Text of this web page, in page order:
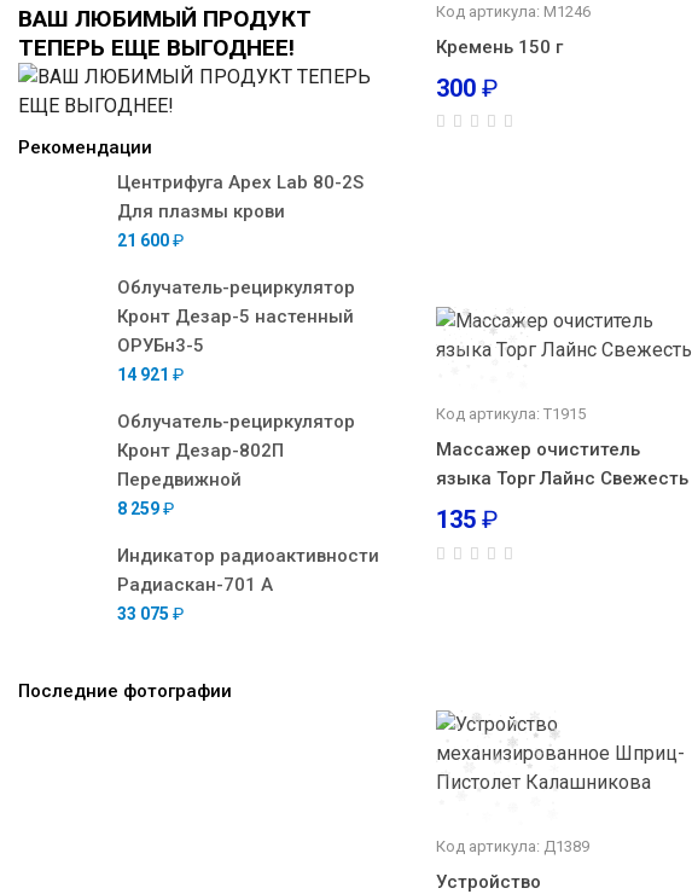
ВАШ ЛЮБИМЫЙ ПРОДУКТ
ТЕПЕРЬ ЕЩЕ ВЫГОДНЕЕ!
Рекомендации
Центрифуга Apex Lab 80-2S
Для плазмы крови
21 600₽
Облучатель-рециркулятор
Кронт Дезар-5 настенный
ОРУБн3-5
14 921 ₽
Облучатель-рециркулятор
Кронт Дезар-802П
Передвижной
8 259₽
Индикатор радиоактивности
Радиаскан-701 А
33 075 ₽
Последние фотографии
Код артикула: М1246
Кремень 150 г
300 ₽
Код артикула: Т1915
Массажер очиститель
языка Торг Лайнс Свежесть
135 ₽
Код артикула: Д1389
Устройство